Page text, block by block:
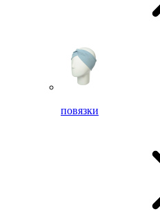
повязки